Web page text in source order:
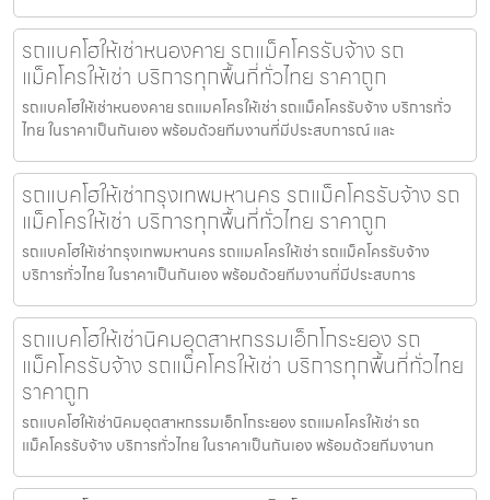
รถแบคโฮให้เช่าหนองคาย รถแม็คโครรับจ้าง รถ
แม็คโครให้เช่า บริการทุกพื้นที่ทั่วไทย ราคาถูก
รถแบคโฮให้เช่าหนองคาย รถแมคโครให้เช่า รถแม็คโครรับจ้าง บริการทั่ว
ไทย ในราคาเป็นกันเอง พร้อมด้วยทีมงานที่มีประสบการณ์ และ
รถแบคโฮให้เช่ากรุงเทพมหานคร รถแม็คโครรับจ้าง รถ
แม็คโครให้เช่า บริการทุกพื้นที่ทั่วไทย ราคาถูก
รถแบคโฮให้เช่ากรุงเทพมหานคร รถแมคโครให้เช่า รถแม็คโครรับจ้าง
บริการทั่วไทย ในราคาเป็นกันเอง พร้อมด้วยทีมงานที่มีประสบการ
รถแบคโฮให้เช่านิคมอุตสาหกรรมเอ็กโกระยอง รถ
แม็คโครรับจ้าง รถแม็คโครให้เช่า บริการทุกพื้นที่ทั่วไทย
ราคาถูก
รถแบคโฮให้เช่านิคมอุตสาหกรรมเอ็กโกระยอง รถแมคโครให้เช่า รถ
แม็คโครรับจ้าง บริการทั่วไทย ในราคาเป็นกันเอง พร้อมด้วยทีมงานท